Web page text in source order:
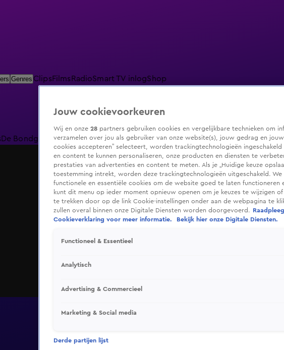
Genres ClipsFilms RadioSmart TV inlogShop
De BondgenotenDe OranjezomerLivestreamsShop
Jouw cookievoorkeuren
Wij en onze 28 partners gebruiken cookies en vergelijkbare technieken om
verzamelen over jou als gebruiker van onze website(s), jouw gedrag en jouw
cookies accepteren” selecteert, worden trackingtechnologieën
en content te kunnen personaliseren, onze producten en diensten te
prestaties van advertenties en content te meten. Als je „Huidige keuze
toestemming intrekt, worden deze trackingtechnologieën uitgeschakeld. We
functionele en essentiële cookies om de website goed te laten functioneren
kunt dit menu op ieder moment opnieuw openen om je keuzes te wijzigen
te trekken door op de link Cookie-instellingen onder aan de webpagina te
zullen overal binnen onze Digitale Diensten worden doorgevoerd.
Cookieverklaring voor meer informatie.
Bekijk hier onze Digitale Diensten.
Functioneel & Essentieel
Analytisch
Advertising & Commercieel
Marketing & Social media
Derde partijen lijst